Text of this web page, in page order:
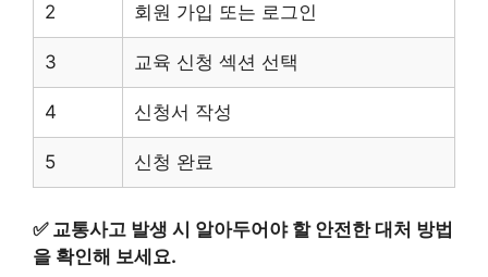
2 회원 가입 또는 로그인
3 교육 신청 섹션 선택
4 신청서 작성
5 신청 완료
✅ 교통사고 발생 시 알아두어야 할 안전한 대처 방법
을 확인해 보세요.